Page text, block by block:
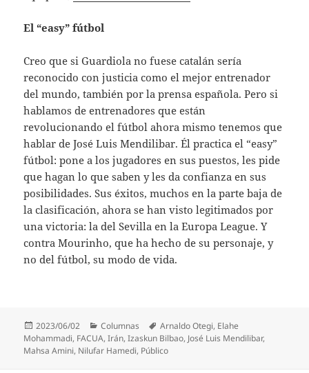
El “easy” fútbol
Creo que si Guardiola no fuese catalán sería
reconocido con justicia como el mejor entrenador
del mundo, también por la prensa española. Pero si
hablamos de entrenadores que están
revolucionando el fútbol ahora mismo tenemos que
hablar de José Luis Mendilibar. Él practica el “easy”
fútbol: pone a los jugadores en sus puestos, les pide
que hagan lo que saben y les da confianza en sus
posibilidades. Sus éxitos, muchos en la parte baja de
la clasificación, ahora se han visto legitimados por
una victoria: la del Sevilla en la Europa League. Y
contra Mourinho, que ha hecho de su personaje, y
no del fútbol, su modo de vida.
Publicado
el
2023/06/02 Categorías
Columnas Etiquetas
Arnaldo Otegi, Elahe
Mohammadi, FACUA,Irán,Izaskun Bilbao, José Luis Mendilibar,
Mahsa Amini, Nilufar Hamedi, Público